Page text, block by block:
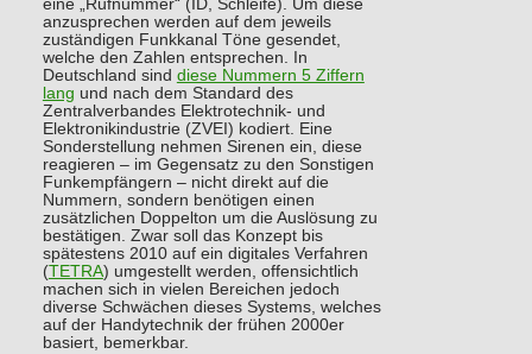
eine „Rufnummer“ (ID, Schleife). Um diese
anzusprechen werden auf dem jeweils
zuständigen Funkkanal Töne gesendet,
welche den Zahlen entsprechen. In
Deutschland sind diese Nummern 5 Ziffern
lang und nach dem Standard des
Zentralverbandes Elektrotechnik- und
Elektronikindustrie (ZVEI) kodiert. Eine
Sonderstellung nehmen Sirenen ein, diese
reagieren – im Gegensatz zu den Sonstigen
Funkempfängern – nicht direkt auf die
Nummern, sondern benötigen einen
zusätzlichen Doppelton um die Auslösung zu
bestätigen. Zwar soll das Konzept bis
spätestens 2010 auf ein digitales Verfahren
(TETRA) umgestellt werden, offensichtlich
machen sich in vielen Bereichen jedoch
diverse Schwächen dieses Systems, welches
auf der Handytechnik der frühen 2000er
basiert, bemerkbar.